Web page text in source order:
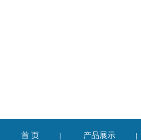
首 页 | 产品展示 |